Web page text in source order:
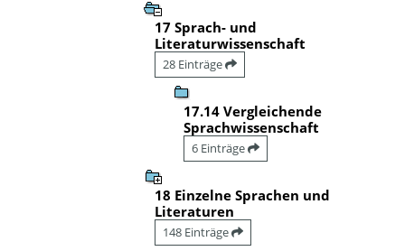
17 Sprach- und
Literaturwissenschaft
28 Einträge
17.14 Vergleichende
Sprachwissenschaft
6 Einträge
18 Einzelne Sprachen und
Literaturen
148 Einträge